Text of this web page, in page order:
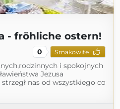
- fröhliche ostern!
0 Smakowite
i spokojnych
Jezusa
nas od wszystkiego co